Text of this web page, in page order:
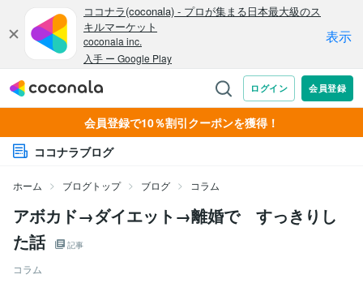
会員登録で10％割引クーポンを獲得！
ココナラブログ
ホーム ブログトップ ブログ コラム
アボカド→ダイエット→離婚で すっきりし
た話
記事
コラム